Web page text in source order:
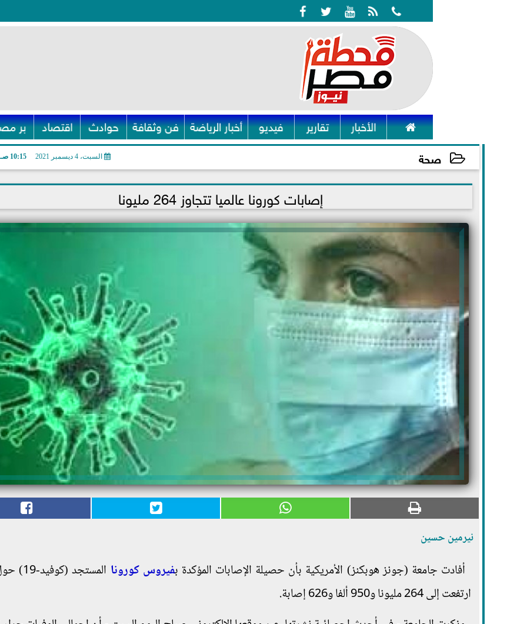
    
 الأخبار تقارير فيديو أخبار الرياضة فن وثقافة حوادث اقتصاد بر
صحة السبت، 4 ديسمبر 2021 10:15 صـ
2021-12-04 10:15:13 إصابات كورونا عالميا تتجاوز 264 مليونا
نيرمين حسين
أفادت جامعة (جونز هوبكنز) الأمريكية بأن حصيلة الإصابات المؤكدة بفيروس كورونا
المستجد
ارتفعت إلى 264 مليونا و950 ألفا و626 إصابة.